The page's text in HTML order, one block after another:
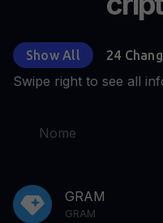
Show All 24
Swipe right to see all
Nome
GRAM
GRAM